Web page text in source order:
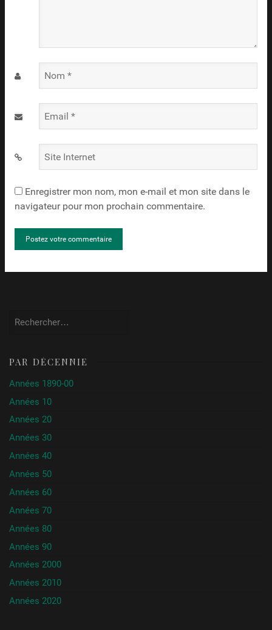
Nom
Email
Site
Internet
Enregistrer mon nom, mon e-mail et mon site dans le
navigateur pour mon prochain commentaire.
PAR DÉCENNIE
Années 1890-00
Années 10
Années 20
Années 30
Années 40
Années 50
Années 60
Années 70
Années 80
Années 90
Années 2000
Années 2010
Années 2020